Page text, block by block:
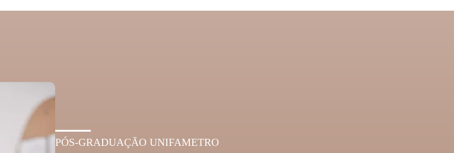
PÓS-GRADUAÇÃO UNIFAMETRO